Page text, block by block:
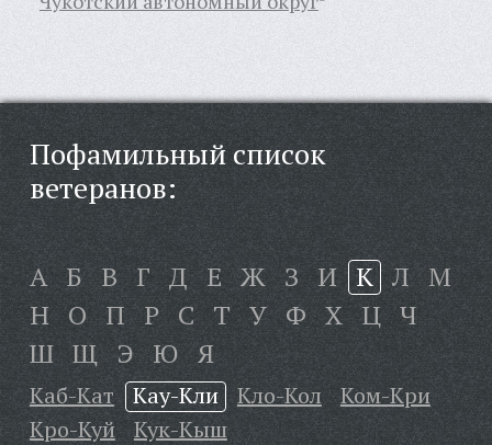
Пофамильный список
ветеранов:
А Б В Г Д Е Ж З И К Л М
Н О П Р С Т У Ф Х Ц Ч
Ш Щ Э Ю Я
Каб-Кат Кау-Кли Кло-Кол
Ком-Кри
Кро-Куй
Кук-Кыш